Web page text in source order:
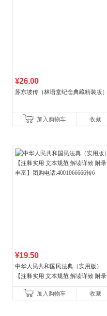
¥26.00
苏东坡传（林语堂纪念典藏精装版）
加入购物车 收藏
¥19.50
中华人民共和国民法典（实用版）
【注释实用 文本规范 解读详致 附录
加入购物车
收藏